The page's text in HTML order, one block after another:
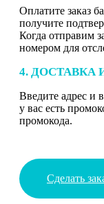
Оплатите заказ
получите
Когда отправим
номером для
4. ДОСТАВКА
Введите адрес и
у вас есть
промокода.
Сделать